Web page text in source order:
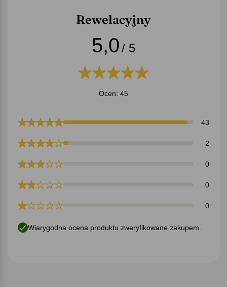
Rewelacyjny
5,0/ 5
Ocen: 45
43
2
0
0
0
Wiarygodna ocena produktu zweryfikowane zakupem.